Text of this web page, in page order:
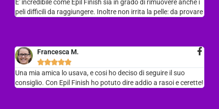
E' incredibile come Epil Finish sia in grado di rimuovere anche i
peli difficili da raggiungere. Inoltre non irrita la pelle: da provare
Francesca M.

Una mia amica lo usava, e cosi ho deciso di seguire il suo
consiglio. Con Epil Finish ho potuto dire addio a rasoi e cerette!